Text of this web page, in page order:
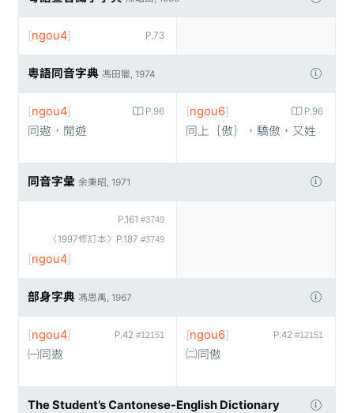
P.73
[ngou4]
粵語同音字典 馮田獵, 1974
P.96
[ngou4]
同遨，閒遊
P.96
[ngou6]
同上｛傲｝，驕傲，又姓
同音字彙 余秉昭, 1971
P.161 #3749
〈1997修訂本〉P.187 #3749
[ngou4]
部身字典 馮思禹, 1967
P.42 #12151
[ngou4]
㈠同遨
P.42 #12151
[ngou6]
㈡同傲
The Student’s Cantonese-English Dictionary